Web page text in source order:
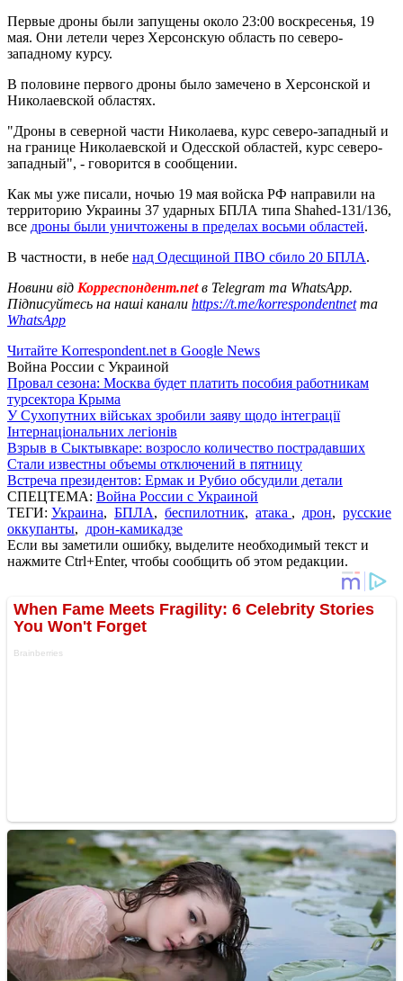
Первые дроны были запущены около 23:00 воскресенья, 19
мая. Они летели через Херсонскую область по северо-
западному курсу.
В половине первого дроны было замечено в Херсонской и
Николаевской областях.
"Дроны в северной части Николаева, курс северо-западный и
на границе Николаевской и Одесской областей, курс северо-
западный", - говорится в сообщении.
Как мы уже писали, ночью 19 мая войска РФ направили на
территорию Украины 37 ударных БПЛА типа Shahed-131/136,
все дроны были уничтожены в пределах восьми областей.
В частности, в небе над Одесщиной ПВО сбило 20 БПЛА.
Новини від Корреспондент.netв Telegram та WhatsApp.
Підписуйтесь на наші канали https://t.me/korrespondentnetта
WhatsApp
Читайте Korrespondent.net в Google News
Война России с Украиной
Провал сезона: Москва будет платить пособия работникам
турсектора Крыма
У Сухопутних військах зробили заяву щодо інтеграції
Інтернаціональних легіонів
Взрыв в Сыктывкаре: возросло количество пострадавших
Стали известны объемы отключений в пятницу
Встреча президентов: Ермак и Рубио обсудили детали
СПЕЦТЕМА: Война России с Украиной
ТЕГИ: Украина, БПЛА, беспилотник, атака , дрон, русские
оккупанты, дрон-камикадзе
Если вы заметили ошибку, выделите необходимый текст и
нажмите Ctrl+Enter, чтобы сообщить об этом редакции.